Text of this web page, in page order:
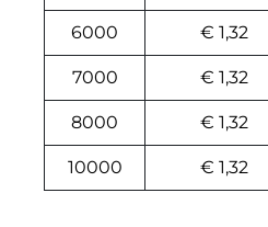
6000 € 1,32
7000 € 1,32
8000 € 1,32
10000 € 1,32